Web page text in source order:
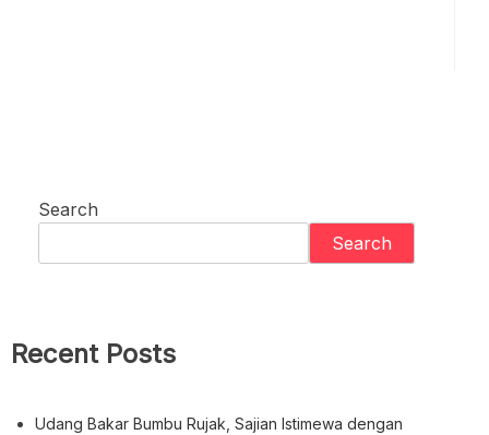
Search
Search
Recent Posts
Udang Bakar Bumbu Rujak, Sajian Istimewa dengan